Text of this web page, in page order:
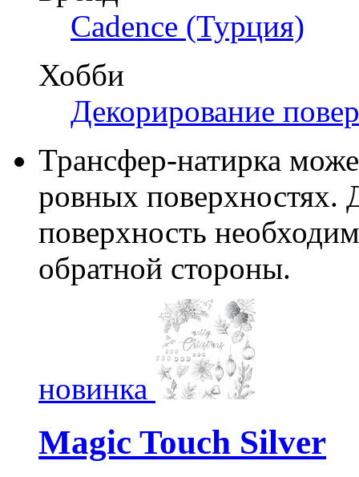
Cadence (Турция)
Хобби
Декорирование
Трансфер-натирка
ровных поверхностях.
поверхность
обратной стороны.
новинка
Magic Touch Silver